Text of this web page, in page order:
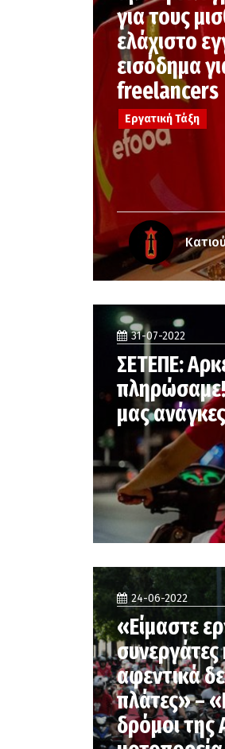
για τους
ελάχιστο
εισόδημα
freelancers
Εργατική Τάξη
31-07-2022
ΣΕΤΕΠΕ:
πληρώσαμε!
μας
24-06-2022
«Είμαστε
συνεργάτες
αφεντικά
πλάτες» –
δρόμοι της